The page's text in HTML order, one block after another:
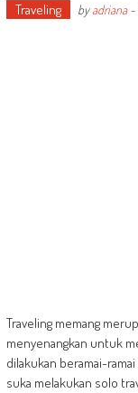
Traveling byadriana-
Traveling memang
menyenangkan untuk
dilakukan beramai-
suka melakukan solo